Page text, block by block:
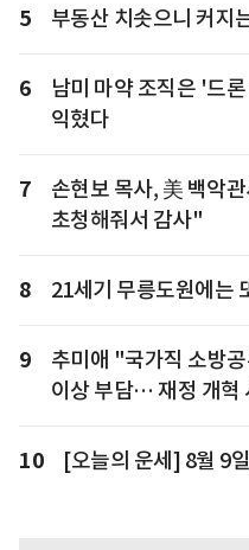
5 부동산 치솟으니 커지
6
남미 마약 조직은 '드
익혔다
7
손현보 목사, 美 백악
초청해줘서 감사"
8 21세기 무릉도원에는
9
추미애 "국가직 소방
이상 부담… 재정 개혁
10 [오늘의 운세] 8월 9